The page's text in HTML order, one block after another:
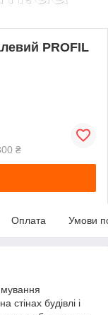
PROFIL
₴
Оплата Умови
стінах будівлі і